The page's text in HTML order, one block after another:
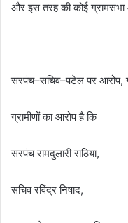
और इस तरह की कोई ग्रामसभा
सरपंच–सचिव–पटेल पर आरोप,
ग्रामीणों का आरोप है कि
सरपंच रामदुलारी राठिया,
सचिव रविंद्र निषाद,